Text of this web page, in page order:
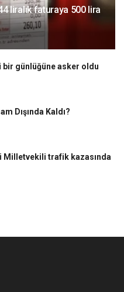
liralık faturaya 500 lira
bir günlüğüne asker oldu
Dışında Kaldı?
Milletvekili trafik kazasında